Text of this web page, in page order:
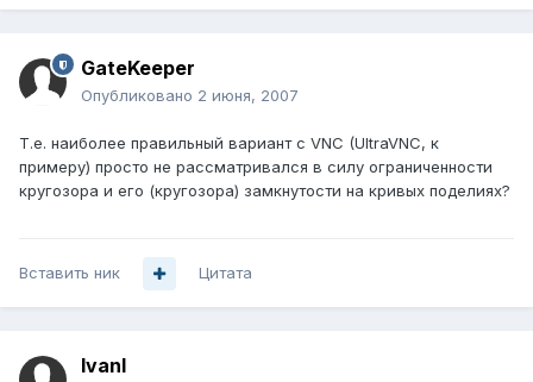
GateKeeper
Опубликовано 2 июня, 2007
Т.е. наиболее правильный вариант с VNC (UltraVNC, к
примеру) просто не рассматривался в силу ограниченности
кругозора и его (кругозора) замкнутости на кривых поделиях?
Вставить ник Цитата
IvanI